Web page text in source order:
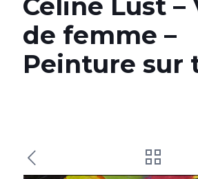
Céline Lust –
de femme –
Peinture sur